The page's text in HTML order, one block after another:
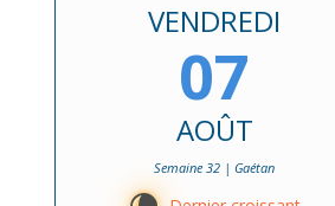
VENDREDI
07
AOÛT
Semaine 32 | Gaétan